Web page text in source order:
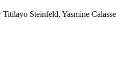
Steinfeld, Yasmine Calasse